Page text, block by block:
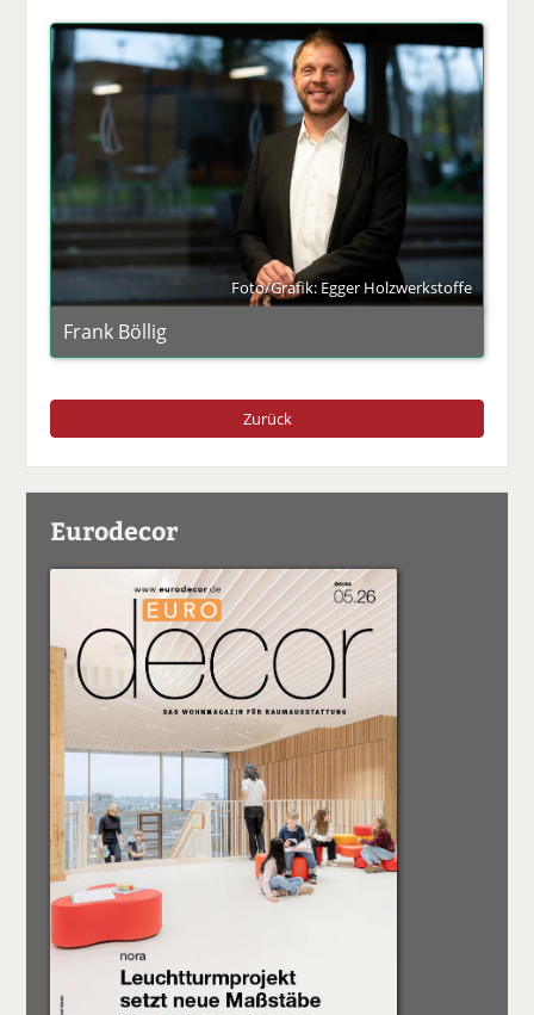
Foto/Grafik: Egger Holzwerkstoffe
Frank Böllig
Zurück
Eurodecor